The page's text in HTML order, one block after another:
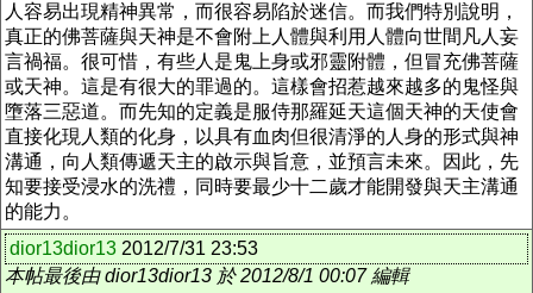
人容易出現精神異常，而很容易陷於迷信。而我們特別說明，
真正的佛菩薩與天神是不會附上人體與利用人體向世間凡人妄
言禍福。很可惜，有些人是鬼上身或邪靈附體，但冒充佛菩薩
或天神。這是有很大的罪過的。這樣會招惹越來越多的鬼怪與
墮落三惡道。而先知的定義是服侍那羅延天這個天神的天使會
直接化現人類的化身，以具有血肉但很清淨的人身的形式與神
溝通，向人類傳遞天主的啟示與旨意，並預言未來。因此，先
知要接受浸水的洗禮，同時要最少十二歲才能開發與天主溝通
的能力。
dior13dior13 2012/7/31 23:53
本帖最後由 dior13dior13 於 2012/8/1 00:07 編輯